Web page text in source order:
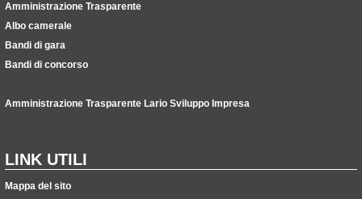
Amministrazione Trasparente
Albo camerale
Bandi di gara
Bandi di concorso
Amministrazione Trasparente Lario Sviluppo Impresa
LINK UTILI
Mappa del sito